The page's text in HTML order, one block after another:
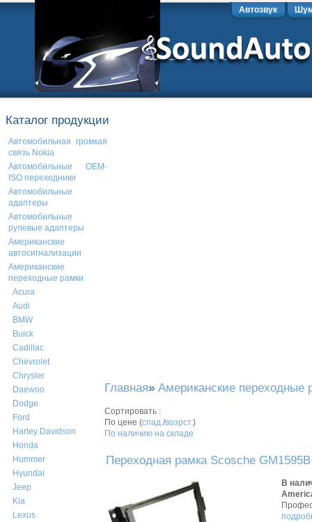
Автозвук
Каталог продукции
Автомобильная громкая
связь Nokia
Автомобильные OEM-
ISO переходники
Автомобильные
адаптеры
Автомобильные
рулевые адаптеры
Американские
автосигнализации
Американские
переходные рамки
Acura
Audi
BMW
Buick
Cadillac
Chevrolet
Chrysler
Daewoo
Dodge
Ford
Harley Davidson
Honda
Hummer
Hyundai
Jeep
Kia
Lexus
Главная» Американские переходные
Сортировать :
По цене (спад./возрст.)
По наличию на складе
Переходная рамка Scosche
В